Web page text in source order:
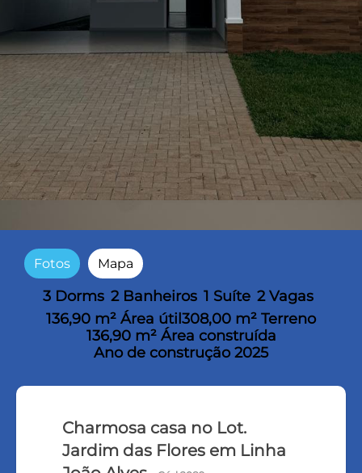
Fotos Mapa
3 Dorms 2 Banheiros 1 Suíte 2 Vagas
136,90 m² Área útil 308,00 m² Terreno
136,90 m² Área construída
Ano de construção 2025
Charmosa casa no Lot.
Jardim das Flores em Linha